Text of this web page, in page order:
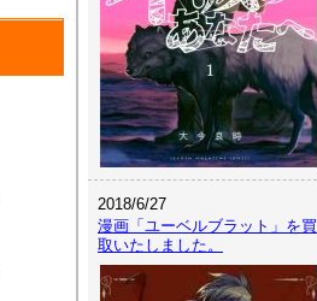
2018/6/27
漫画「ユーベルブラット」を買
取いたしました。